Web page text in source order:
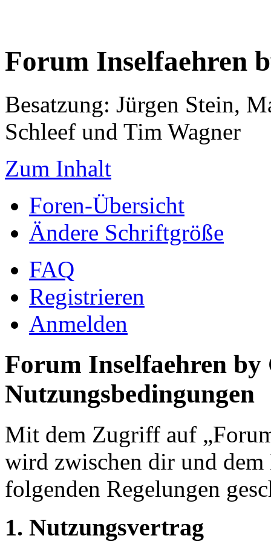
Forum Inselfaehren
Besatzung: Jürgen Stein,
Schleef und Tim Wagner
Zum Inhalt
Foren-Übersicht
Ändere Schriftgröße
FAQ
Registrieren
Anmelden
Forum Inselfaehren by
Nutzungsbedingungen
Mit dem Zugriff auf
wird zwischen dir und
folgenden Regelungen
1. Nutzungsvertrag